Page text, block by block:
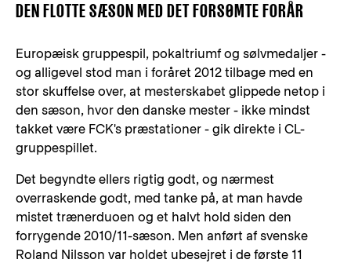
DEN FLOTTE SÆSON MED DET FORSØMTE FORÅR
Europæisk gruppespil, pokaltriumf og sølvmedaljer -
og alligevel stod man i foråret 2012 tilbage med en
stor skuffelse over, at mesterskabet glippede netop i
den sæson, hvor den danske mester - ikke mindst
takket være FCK's præstationer - gik direkte i CL-
gruppespillet.
Det begyndte ellers rigtig godt, og nærmest
overraskende godt, med tanke på, at man havde
mistet trænerduoen og et halvt hold siden den
forrygende 2010/11-sæson. Men anført af svenske
Roland Nilsson var holdet ubesejret i de første 11